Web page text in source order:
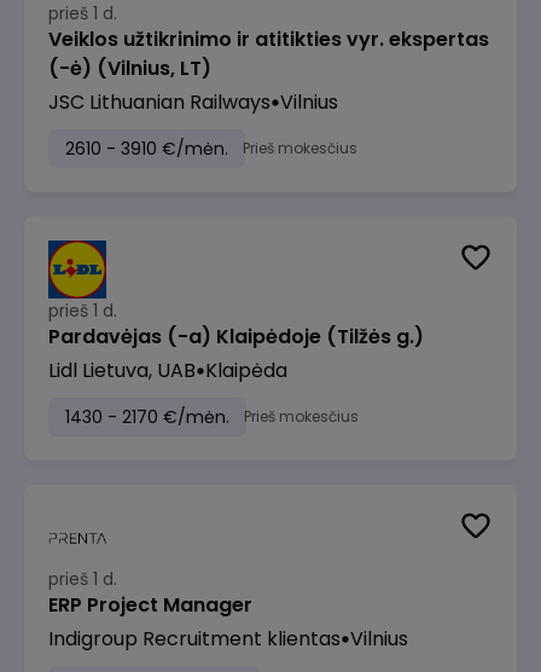
prieš 1 d.
Veiklos užtikrinimo ir atitikties vyr. ekspertas
(-ė) (Vilnius, LT)
JSC Lithuanian Railways Vilnius
2610 - 3910 €/mėn. Prieš mokesčius
prieš 1 d.
Pardavėjas (-a) Klaipėdoje (Tilžės g.)
Lidl Lietuva, UAB Klaipėda
1430 - 2170 €/mėn. Prieš mokesčius
prieš 1 d.
ERP Project Manager
Indigroup Recruitment klientas Vilnius